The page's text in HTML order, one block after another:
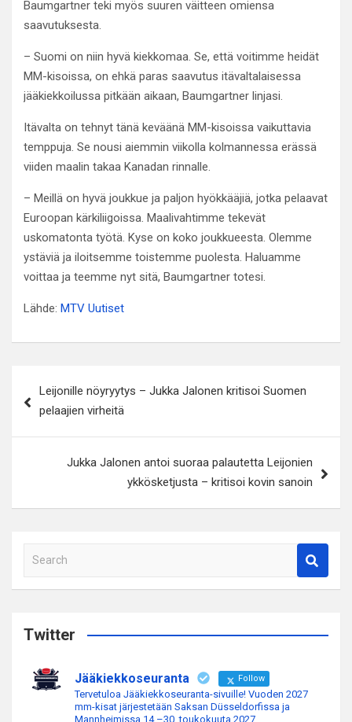
Baumgartner teki myös suuren väitteen omiensa
saavutuksesta.
– Suomi on niin hyvä kiekkomaa. Se, että voitimme heidät
MM-kisoissa, on ehkä paras saavutus itävaltalaisessa
jääkiekkoilussa pitkään aikaan, Baumgartner linjasi.
Itävalta on tehnyt tänä keväänä MM-kisoissa vaikuttavia
temppuja. Se nousi aiemmin viikolla kolmannessa erässä
viiden maalin takaa Kanadan rinnalle.
– Meillä on hyvä joukkue ja paljon hyökkääjiä, jotka pelaavat
Euroopan kärkiliigoissa. Maalivahtimme tekevät
uskomatonta työtä. Kyse on koko joukkueesta. Olemme
ystäviä ja iloitsemme toistemme puolesta. Haluamme
voittaa ja teemme nyt sitä, Baumgartner totesi.
Lähde: MTV Uutiset
selaus
Leijonille nöyryytys – Jukka Jalonen kritisoi Suomen
pelaajien virheitä
Jukka Jalonen antoi suoraa palautetta Leijonien
ykkösketjusta – kritisoi kovin sanoin
a
c
Twitter
Jääkiekkoseuranta Follow
Tervetuloa Jääkiekkoseuranta-sivuille! Vuoden 2027
mm-kisat järjestetään Saksan Düsseldorfissa ja
Mannheimissa 14.–30. toukokuuta 2027